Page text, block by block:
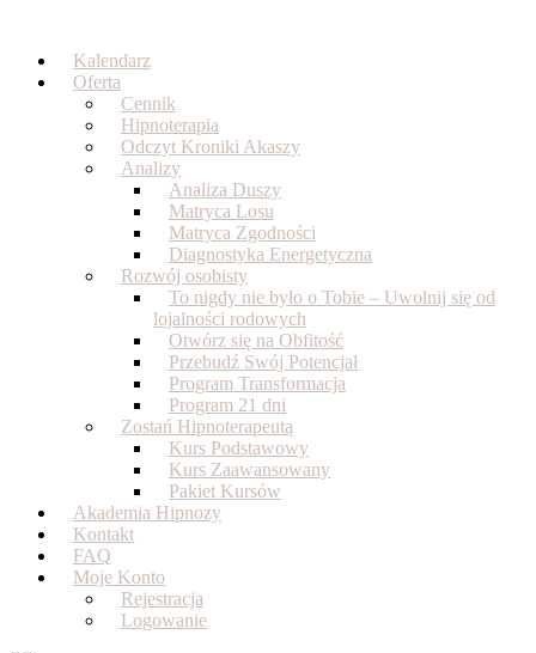
content
Kalendarz
Oferta
Cennik
Hipnoterapia
Odczyt Kroniki Akaszy
Analizy
Analiza Duszy
Matryca Losu
Matryca Zgodności
Diagnostyka Energetyczna
Rozwój osobisty
To nigdy nie było o Tobie – Uwolnij się od
lojalności rodowych
Otwórz się na Obfitość
Przebudź Swój Potencjał
Program Transformacja
Program 21 dni
Zostań Hipnoterapeutą
Kurs Podstawowy
Kurs Zaawansowany
Pakiet Kursów
Akademia Hipnozy
Kontakt
FAQ
Moje Konto
Rejestracja
Logowanie